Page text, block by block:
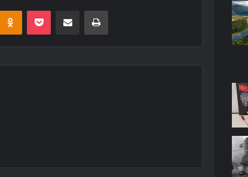
Odnoklassniki
Pocket E-Posta ile paylaş Yazdır